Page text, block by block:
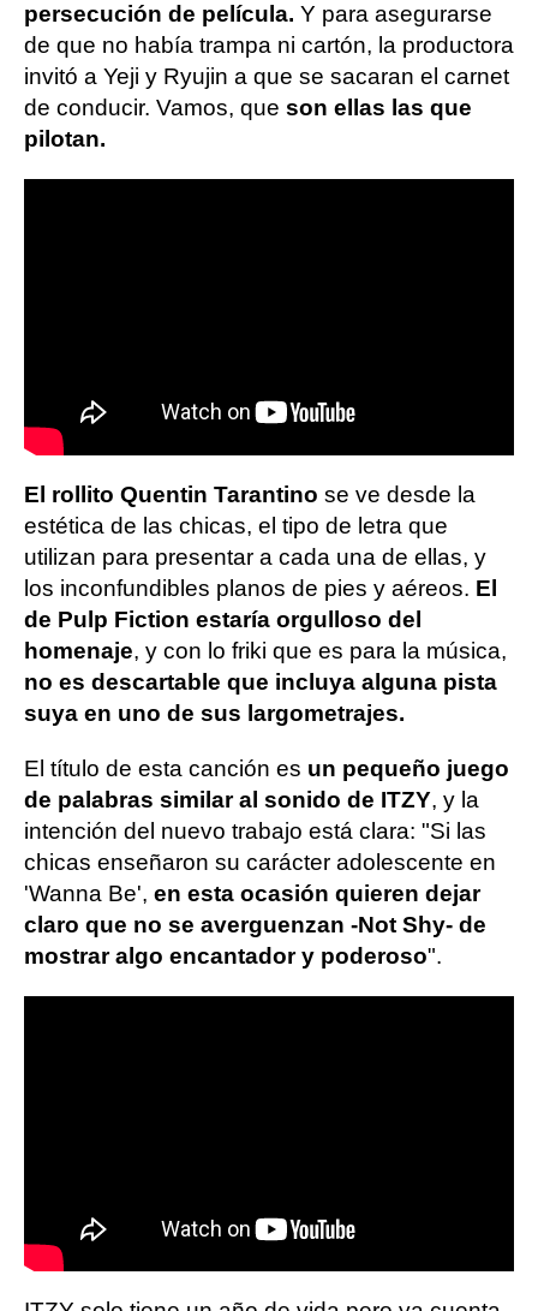
persecución de película. Y para asegurarse
de que no había trampa ni cartón, la productora
invitó a Yeji y Ryujin a que se sacaran el carnet
de conducir. Vamos, que son ellas las que
pilotan.
El rollito Quentin Tarantino se ve desde la
estética de las chicas, el tipo de letra que
utilizan para presentar a cada una de ellas, y
los inconfundibles planos de pies y aéreos. El
de Pulp Fiction estaría orgulloso del
homenaje, y con lo friki que es para la música,
no es descartable que incluya alguna pista
suya en uno de sus largometrajes.
El título de esta canción es un pequeño juego
de palabras similar al sonido de ITZY, y la
intención del nuevo trabajo está clara: "Si las
chicas enseñaron su carácter adolescente en
'Wanna Be', en esta ocasión quieren dejar
claro que no se averguenzan -Not Shy- de
mostrar algo encantador y poderoso".